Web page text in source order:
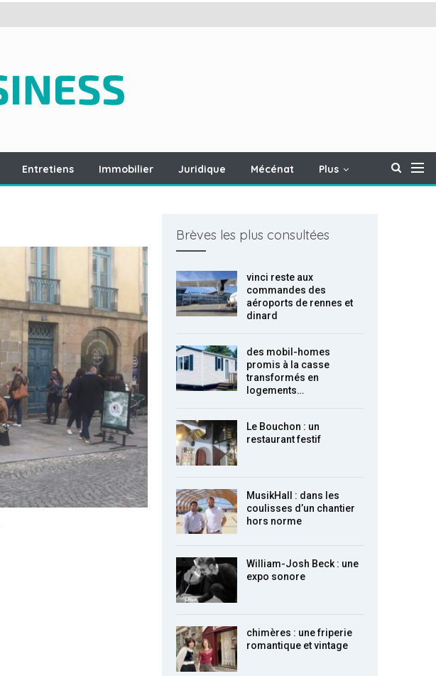
Entretiens Immobilier Juridique Mécénat Plus
Brèves les plus consultées
vinci reste aux
commandes des
aéroports de rennes et
dinard
des mobil-homes
promis à la casse
transformés en
logements…
Le Bouchon : un
restaurant festif
MusikHall : dans les
coulisses d’un chantier
hors norme
William-Josh Beck : une
expo sonore
chimères : une friperie
romantique et vintage